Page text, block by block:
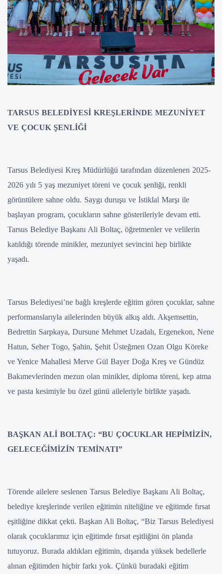
TARSUS BELEDİYESİ KREŞLERİNDE MEZUNİYET
VE ÇOCUK ŞENLİĞİ
Tarsus Belediyesi Kreş Müdürlüğü tarafından düzenlenen 2025-
2026 yılı 5 yaş mezuniyet töreni ve çocuk şenliği, renkli
görüntülere sahne oldu. Saygı duruşu ve İstiklal Marşı ile
başlayan program, çocukların sahne gösterileriyle devam etti.
Tarsus Belediye Başkanı Ali Boltaç, öğretmenler ve velilerin
katıldığı törende minikler, mezuniyet sevincini hep birlikte
yaşadı.
Tarsus Belediyesi’ne bağlı kreşlerde eğitim gören çocuklar, sahne
performanslarıyla ailelerinden büyük alkış aldı. Akşemsettin,
Bedrettin Sarpkaya, Dursune Mehmet Uzadalı, Ergenekon, Nene
Hatun, Seher Togo, Şahin, Şehit Üsteğmen Ozan Olgu Köreke
ve Yenice Mahallesi Merve Gül Bayer Doğa Kreş ve Gündüz
Bakımevlerinden mezun olan minikler, diploma töreni, kep atma
ve pasta kesimiyle bu özel günü aileleriyle birlikte yaşadı.
BAŞKAN ALİ BOLTAÇ: “BU ÇOCUKLAR HEPİMİZİN,
GELECEĞİMİZİN TEMİNATI”
Törende ailelere seslenen Tarsus Belediye Başkanı Ali Boltaç,
belediye kreşlerinde verilen eğitimin niteliğine ve eğitimde fırsat
eşitliğine dikkat çekti. Başkan Ali Boltaç, “Biz Tarsus Belediyesi
olarak çocuklarımız için eğitimde fırsat eşitliğini ön planda
tutuyoruz. Burada aldıkları eğitimin, dışarıda yüksek bedellerle
alınan eğitimden hiçbir farkı yok. Çünkü buradaki eğitim